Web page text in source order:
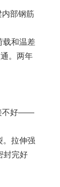
部钢筋
和温差
。两年
不好——
拉伸强
封完好